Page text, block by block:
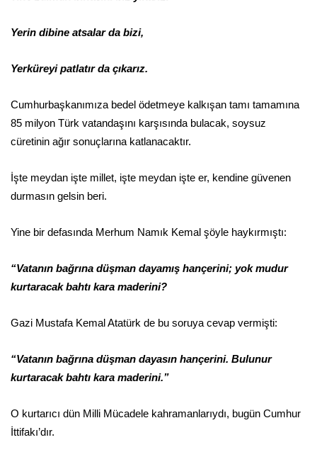
Yerin dibine atsalar da bizi,
Yerküreyi patlatır da çıkarız.
Cumhurbaşkanımıza bedel ödetmeye kalkışan tamı tamamına
85 milyon Türk vatandaşını karşısında bulacak, soysuz
cüretinin ağır sonuçlarına katlanacaktır.
İşte meydan işte millet, işte meydan işte er, kendine güvenen
durmasın gelsin beri.
Yine bir defasında Merhum Namık Kemal şöyle haykırmıştı:
“Vatanın bağrına düşman dayamış hançerini; yok mudur
kurtaracak bahtı kara maderini?
Gazi Mustafa Kemal Atatürk de bu soruya cevap vermişti:
“Vatanın bağrına düşman dayasın hançerini. Bulunur
kurtaracak bahtı kara maderini.”
O kurtarıcı dün Milli Mücadele kahramanlarıydı, bugün Cumhur
İttifakı’dır.